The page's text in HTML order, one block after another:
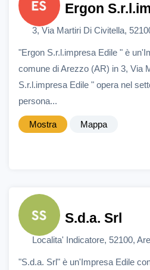
Ergon
3, Via Martiri Di Civitella,
"Ergon S.r.l.impresa Edile " è
comune di Arezzo (AR) in 3, Via
S.r.l.impresa Edile " opera nel
persona...
Mostra Mappa
S.d.a. Srl
Localita' Indicatore, 52100,
"S.d.a. Srl" è un'Impresa Edile